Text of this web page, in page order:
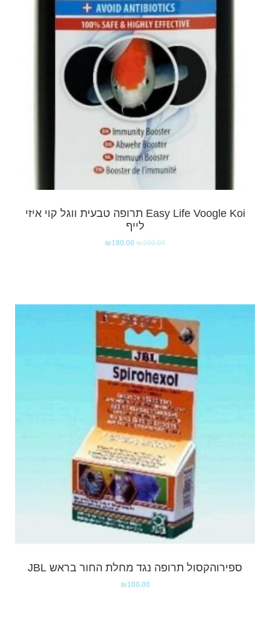
Easy Life Voogle Koi תרופה טבעית ווגל קוי איזי
לייף
₪200.00
₪180.00
ספירוהקסול תרופה נגד מחלת החור בראש JBL
₪100.00